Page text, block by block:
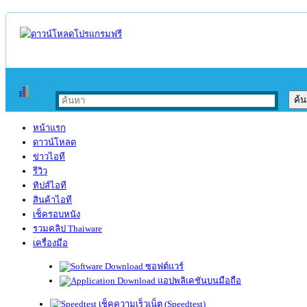
หน้าแรก
ดาวน์โหลด
ข่าวไอที
รีวิว
ทิปส์ไอที
สินค้าไอที
เช็ครอบหนัง
รวมคลิป Thaiware
เครื่องมือ
ซอฟต์แวร์
แอปพลิเคชันบนมือถือ
เช็คความเร็วเน็ต (Speedtest)